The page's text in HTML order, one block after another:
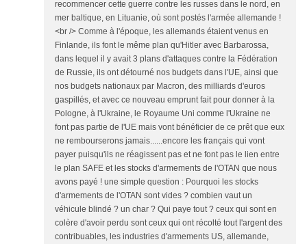
recommencer cette guerre contre les russes dans le nord, en
mer baltique, en Lituanie, où sont postés l'armée allemande !
<br /> Comme à l'époque, les allemands étaient venus en
Finlande, ils font le même plan qu'Hitler avec Barbarossa,
dans lequel il y avait 3 plans d'attaques contre la Fédération
de Russie, ils ont détourné nos budgets dans l'UE, ainsi que
nos budgets nationaux par Macron, des milliards d'euros
gaspillés, et avec ce nouveau emprunt fait pour donner à la
Pologne, à l'Ukraine, le Royaume Uni comme l'Ukraine ne
font pas partie de l'UE mais vont bénéficier de ce prêt que eux
ne rembourserons jamais......encore les français qui vont
payer puisqu'ils ne réagissent pas et ne font pas le lien entre
le plan SAFE et les stocks d'armements de l'OTAN que nous
avons payé ! une simple question : Pourquoi les stocks
d'armements de l'OTAN sont vides ? combien vaut un
véhicule blindé ? un char ? Qui paye tout ? ceux qui sont en
colère d'avoir perdu sont ceux qui ont récolté tout l'argent des
contribuables, les industries d'armements US, allemande,